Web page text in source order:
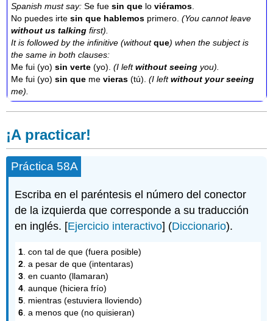
Spanish must say: Se fue sin que lo viéramos
No puedes irtesin que hablemos primero.(You cannot leave
without us talking first).
It is followed by the infinitive (withoutque) when the subject is
the same in both clauses:
Me fui (yo)sin verte (yo).(I leftwithout seeing you).
Me fui (yo)sin que me vieras (tú).(I leftwithout your seeing
me).
¡A practicar!
Práctica 58A
Escriba en el paréntesis el número del conector
de la izquierda que corresponde a su traducción
en inglés. [Ejercicio interactivo] (Diccionario).
1 . con tal de que (fuera posible)
2 . a pesar de que (intentaras)
3 . en cuanto (llamaran)
4 . aunque (hiciera frío)
5 . mientras (estuviera lloviendo)
6 . a menos que (no quisieran)